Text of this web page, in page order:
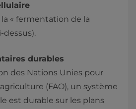
« fermentation de la
dessus).
durables
des Nations Unies pour
(FAO), un système
est durable sur les plans